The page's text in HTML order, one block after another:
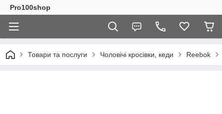
Pro100shop
Товари та послуги Чоловічі кросівки, кеди Reebok